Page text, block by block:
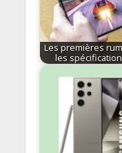
Les premières
les